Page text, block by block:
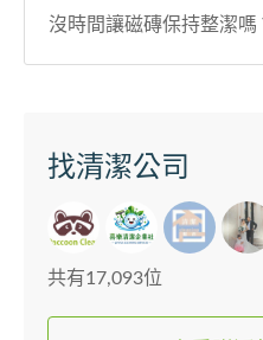
沒時間讓磁磚保持整潔
找清潔公司
共有17,093位